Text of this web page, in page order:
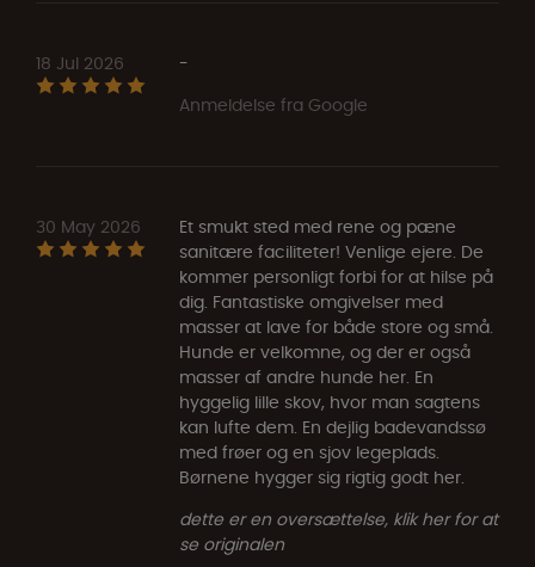
18 Jul 2026
-
Anmeldelse fra Google
30 May 2026
Et smukt sted med rene og pæne
sanitære faciliteter! Venlige ejere. De
kommer personligt forbi for at hilse på
dig. Fantastiske omgivelser med
masser at lave for både store og små.
Hunde er velkomne, og der er også
masser af andre hunde her. En
hyggelig lille skov, hvor man sagtens
kan lufte dem. En dejlig badevandssø
med frøer og en sjov legeplads.
Børnene hygger sig rigtig godt her.
dette er en oversættelse, klik her for at
se originalen